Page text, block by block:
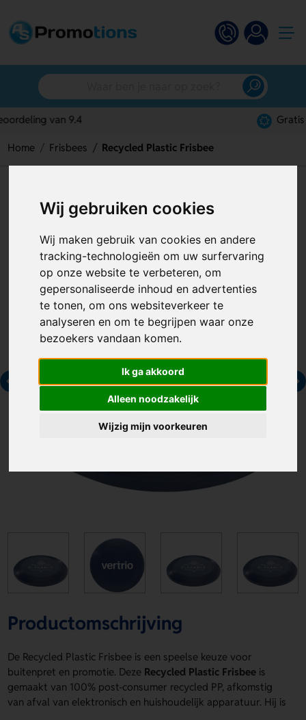
Wij gebruiken cookies
Wij maken gebruik van cookies en andere
tracking-technologieën om uw surfervaring
op onze website te verbeteren, om
gepersonaliseerde inhoud en advertenties
te tonen, om ons websiteverkeer te
analyseren en om te begrijpen waar onze
bezoekers vandaan komen.
Ik ga akkoord
Alleen noodzakelijk
Wijzig mijn voorkeuren
Home Frisbees Recycled Plastic Frisbee
Artikelnummer:125993
Productomschrijving
De Recycled Plastic Frisbee is een speelse keuze voor
buitenpret en promotie. Deze Recycled Plastic Frisbee is
gemaakt van 100% post-consumer recycled PP, afkomstig
van afval van elektronisch en huishoudelijk apparatuur. Hij is